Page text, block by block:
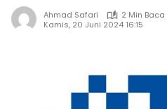
Ahmad Safari
2 Min Baca
Kamis, 20 Juni 2024 16:15